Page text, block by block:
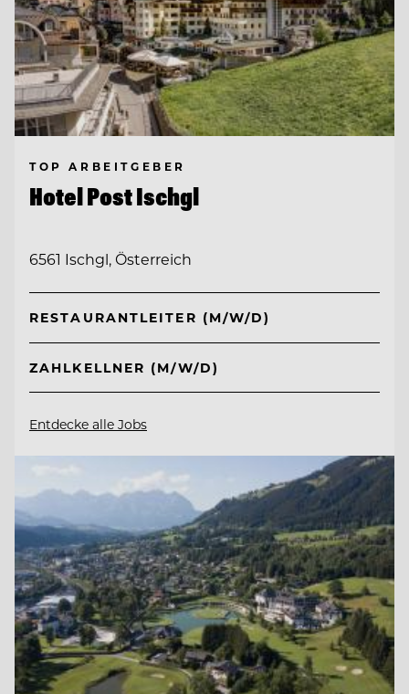
TOP ARBEITGEBER
Hotel Post Ischgl
6561 Ischgl, Österreich
RESTAURANTLEITER (M/W/D)
ZAHLKELLNER (M/W/D)
Entdecke alle Jobs